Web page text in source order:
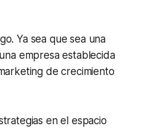
Ya sea que sea una
empresa establecida
de crecimiento
en el espacio